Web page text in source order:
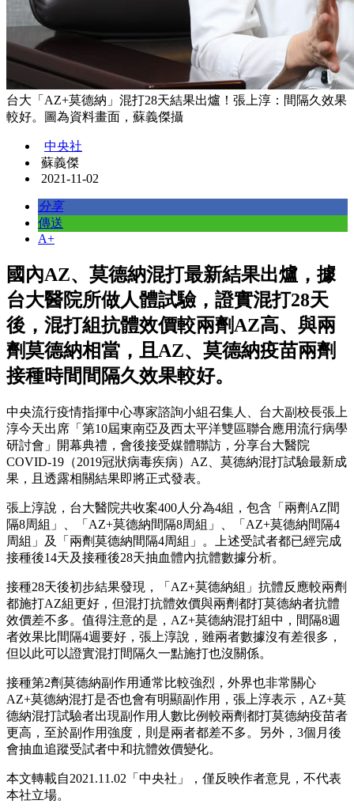
台大「AZ+莫德納」混打28天結果出爐！張上淳：間隔久效果
較好。圖為資料畫面，蘇義傑攝
中央社
蘇義傑
2021-11-02
分享
傳送
A+
國內AZ、莫德納混打最新結果出爐，據
台大醫院所做人體試驗，證實混打28天
後，混打組抗體效價較兩劑AZ高、與兩
劑莫德納相當，且AZ、莫德納疫苗兩劑
接種時間間隔久效果較好。
中央流行疫情指揮中心專家諮詢小組召集人、台大副校長張上
淳今天出席「第10屆東南亞及西太平洋雙區聯合應用流行病學
研討會」開幕典禮，會後接受媒體聯訪，分享台大醫院
COVID-19（2019冠狀病毒疾病）AZ、莫德納混打試驗最新成
果，且透露相關結果即將正式發表。
張上淳說，台大醫院共收案400人分為4組，包含「兩劑AZ間
隔8周組」、「AZ+莫德納間隔8周組」、「AZ+莫德納間隔4
周組」及「兩劑莫德納間隔4周組」。上述受試者都已經完成
接種後14天及接種後28天抽血體內抗體數據分析。
接種28天後初步結果發現，「AZ+莫德納組」抗體反應較兩劑
都施打AZ組更好，但混打抗體效價與兩劑都打莫德納者抗體
效價差不多。值得注意的是，AZ+莫德納混打組中，間隔8週
者效果比間隔4週要好，張上淳說，雖兩者數據沒有差很多，
但以此可以證實混打間隔久一點施打也沒關係。
接種第2劑莫德納副作用通常比較強烈，外界也非常關心
AZ+莫德納混打是否也會有明顯副作用，張上淳表示，AZ+莫
德納混打試驗者出現副作用人數比例較兩劑都打莫德納疫苗者
更高，至於副作用強度，則是兩者都差不多。另外，3個月後
會抽血追蹤受試者中和抗體效價變化。
本文轉載自2021.11.02「中央社」，僅反映作者意見，不代表
本社立場。